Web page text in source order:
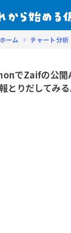
ホーム チャート分析
でZaifの公開
とりだしてみる